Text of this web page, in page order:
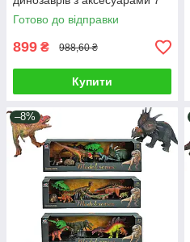
елементів супер деталізація
та реалізм 2 види
Готово до відправки
899 ₴ 988,60 ₴
Купити
–8%